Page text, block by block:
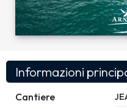
Informazioni
Cantiere